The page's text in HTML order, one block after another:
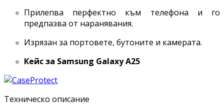
Прилепва перфектно към телефона и го
предпазва от наранявания.
Изрязан за портовете, бутоните и камерата.
Кейс за Samsung GalaxyA25
Техническо описание